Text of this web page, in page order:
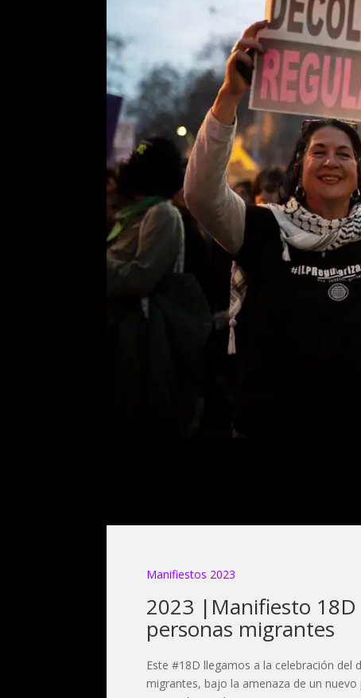
Manifiestos 2023
2023 |Manifiesto 18D
personas migrantes
Este #18D llegamos a la celebración del
migrantes, bajo la amenaza de un